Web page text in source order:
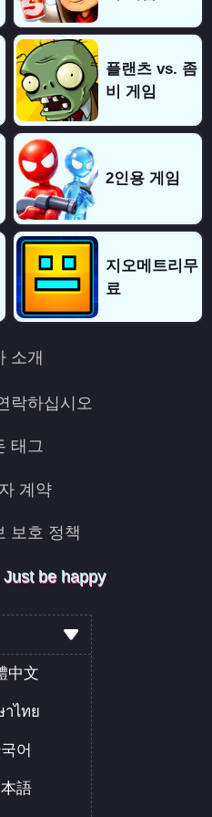
플랜츠 vs. 좀
비 게임
2인용 게임
지오메트리무
료
소개
락하십시오
태그
계약
보호 정책
Just be happy
Just be happy
Just be happy
中文
าไทย
어
本語